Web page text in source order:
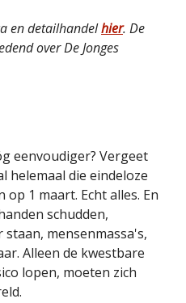
en detailhandelhier. De
over De Jonges
eenvoudiger? Vergeet
helemaal die eindeloze
op 1 maart. Echt alles. En
schudden,
mensenmassa's,
Alleen de kwestbare
lopen, moeten zich